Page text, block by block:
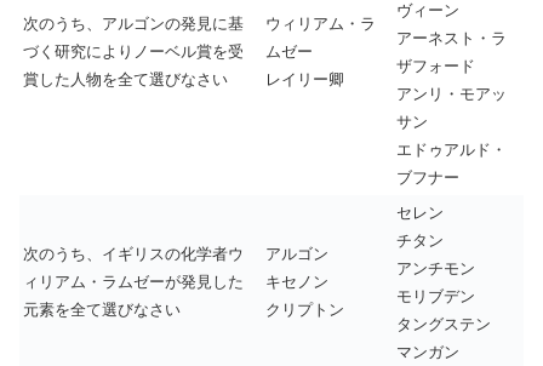
次のうち、アルゴンの発見に基
づく研究によりノーベル賞を受
賞した人物を全て選びなさい
ウィリアム・ラ
ムゼー
レイリー卿
ヴィーン
アーネスト・ラ
ザフォード
アンリ・モアッ
サン
エドゥアルド・
ブフナー
次のうち、イギリスの化学者ウ
ィリアム・ラムゼーが発見した
元素を全て選びなさい
アルゴン
キセノン
クリプトン
セレン
チタン
アンチモン
モリブデン
タングステン
マンガン